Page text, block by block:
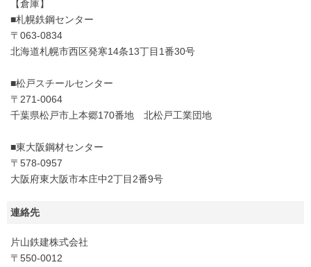
【倉庫】
■札幌鉄鋼センター
〒063-0834
北海道札幌市西区発寒14条13丁目1番30号
■松戸スチールセンター
〒271-0064
千葉県松戸市上本郷170番地 北松戸工業団地
■東大阪鋼材センター
〒578-0957
大阪府東大阪市本庄中2丁目2番9号
連絡先
片山鉄建株式会社
〒550-0012